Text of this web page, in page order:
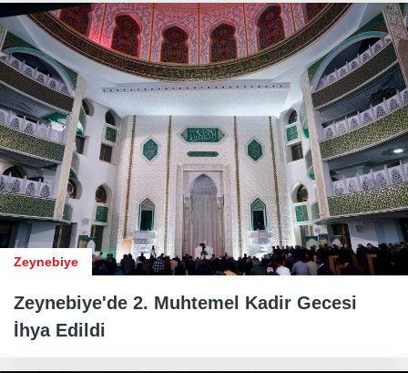
Zeynebiye
Zeynebiye'de 2. Muhtemel Kadir Gecesi
İhya Edildi